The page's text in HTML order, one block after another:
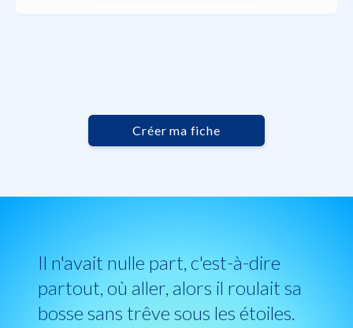
Créer ma fiche
Il n'avait nulle part, c'est-à-dire
partout, où aller, alors il roulait sa
bosse sans trêve sous les étoiles.